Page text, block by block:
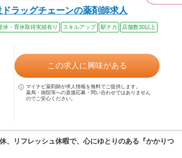
ラッグチェーンの薬剤師求人
休・育休取得実績有り スキルアップ 駅チカ
店舗数30以上
この求人に興味がある
マイナビ薬剤師が求人情報を無料でご提供します。
薬局・病院等への直接応募・問い合わせではありません
のでご安心ください。
、リフレッシュ休暇で、心にゆとりのある『かかりつ